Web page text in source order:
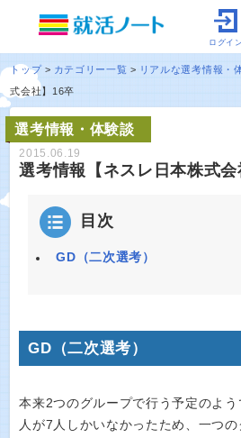
ログイン
トップ カテゴリー一覧 リアルな選考情報・
式会社】16卒
選考情報・体験談
2015.06.19
選考情報【ネスレ日本株式
目次
GD（二次選考）
GD（二次選考）
本来2つのグループで行う予定のよ
人が7人しかいなかったため、一つの